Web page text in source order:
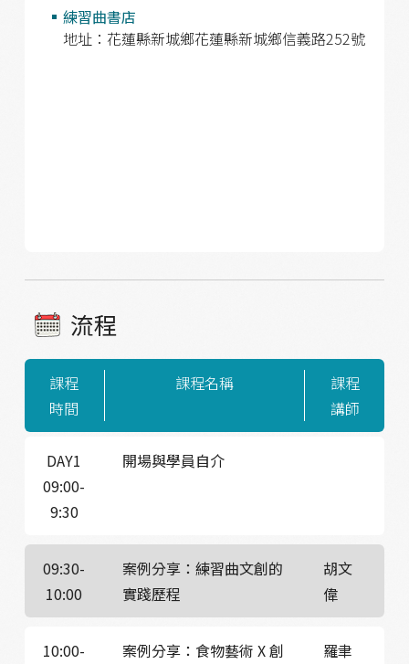
練習曲書店
地址：花蓮縣新城鄉花蓮縣新城鄉信義路252號
流程
課程
時間
課程名稱
課程
講師
DAY1
09:00-
9:30
開場與學員自介
09:30-
10:00
案例分享：練習曲文創的
實踐歷程
胡文
偉
10:00- 案例分享：食物藝術 X 創 羅聿